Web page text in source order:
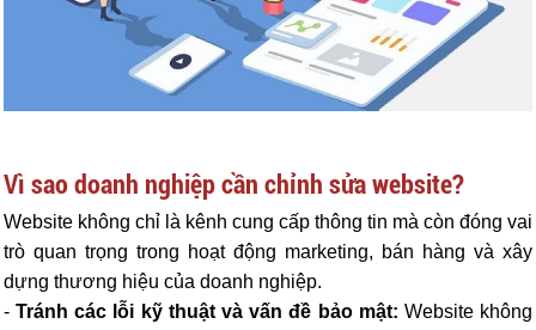
Vì sao doanh nghiệp cần chỉnh sửa website?
Website không chỉ là kênh cung cấp thông tin mà còn đóng vai
trò quan trọng trong hoạt động marketing, bán hàng và xây
dựng thương hiệu của doanh nghiệp.
- Tránh các lỗi kỹ thuật và vấn đề bảo mật: Website không